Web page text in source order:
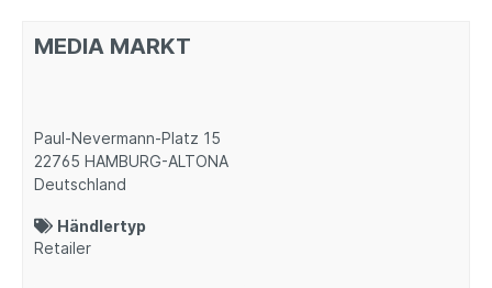
MEDIA MARKT
Paul-Nevermann-Platz 15
22765 HAMBURG-ALTONA
Deutschland
Händlertyp
Retailer